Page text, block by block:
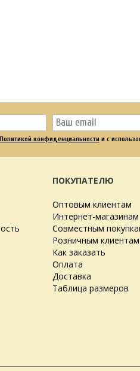
Политикой конфиденциальности и с
ПОКУПАТЕЛЮ
Оптовым клиентам
Интернет-магазинам
Совместным
Розничным клиентам
Как заказать
Оплата
Доставка
Таблица размеров